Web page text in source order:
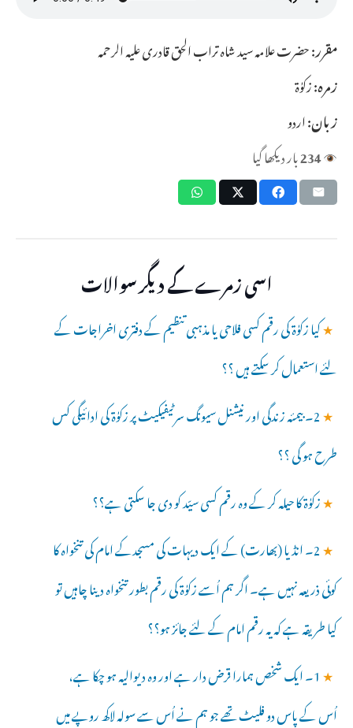
مقرر:حضرت علامہ سید شاہ تراب الحق قادری علیہ الرحمہ
زمرہ:زکوٰۃ
زبان:اردو
234بار دیکھا گیا
اسی زمرے کے دیگر سوالات
★کیا زکوٰۃ کی رقم کسی فلاحی یا مذہبی تنظیم کے دفتری اخراجات کے
لئے استعمال کر سکتے ہیں ؟؟
★ 2۔ بیمئہ زندگی اور نیشنل سیونگ سرٹیفیکیٹ پر زکوٰۃ کی ادائیگی کس
طرح ہو گی ؟؟
★زکوٰۃ کا حیلہ کر کے وہ رقم کسی سیّد کو دی جا سکتی ہے؟؟
★ 2۔ انڈیا (بھارت) کے ایک دیہات کی مسجدکے امام کی تنخواہ کا
کوئی ذریعہ نہیں ہے۔ اگر ہم اُسے زکوٰۃ کی رقم بطور تنخواہ دینا چاہیں تو
کیا طریقہ ہے کہ یہ رقم امام کے لئے جائز ہو؟؟
★ 1۔ ایک شخص ہمارا قرض دار ہے اور وہ دیوالیہ ہو چکا ہے،
اُس کے پاس دو فلیٹ تھے جو ہم نے اُس سے سولہ لاکھ روپے میں